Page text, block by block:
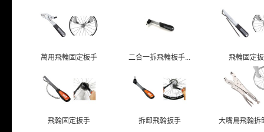
萬用飛輪固定板手 二合一拆飛輪板手... 飛輪固定
飛輪固定扳手 拆卸飛輪扳手 大嘴鳥飛輪拆